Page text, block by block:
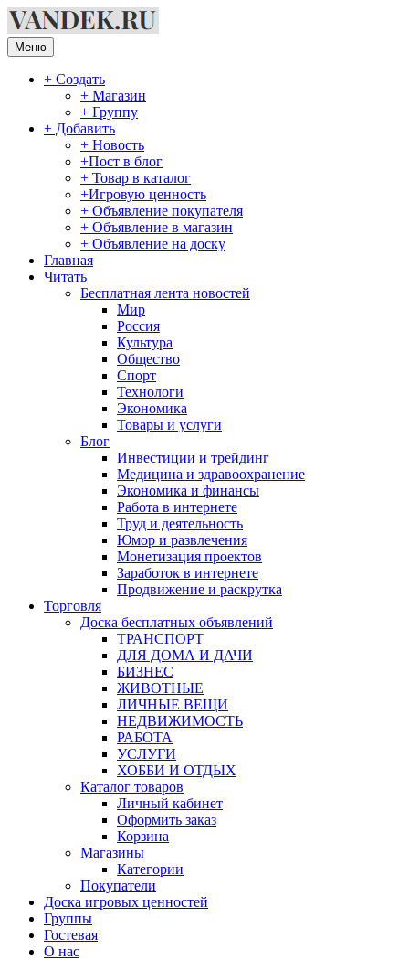
Перейти
к
содержимому
Меню
+ Создать
+ Магазин
+ Группу
+ Добавить
+ Новость
+Пост в блог
+ Товар в каталог
+Игровую ценность
+ Объявление покупателя
+ Объявление в магазин
+ Объявление на доску
Главная
Читать
Бесплатная лента новостей
Мир
Россия
Культура
Общество
Спорт
Технологи
Экономика
Товары и услуги
Блог
Инвестиции и трейдинг
Медицина и здравоохранение
Экономика и финансы
Работа в интернете
Труд и деятельность
Юмор и развлечения
Монетизация проектов
Заработок в интернете
Продвижение и раскрутка
Торговля
Доска бесплатных объявлений
ТРАНСПОРТ
ДЛЯ ДОМА И ДАЧИ
БИЗНЕС
ЖИВОТНЫЕ
ЛИЧНЫЕ ВЕЩИ
НЕДВИЖИМОСТЬ
РАБОТА
УСЛУГИ
ХОББИ И ОТДЫХ
Каталог товаров
Личный кабинет
Оформить заказ
Корзина
Магазины
Категории
Покупатели
Доска игровых ценностей
Группы
Гостевая
О нас